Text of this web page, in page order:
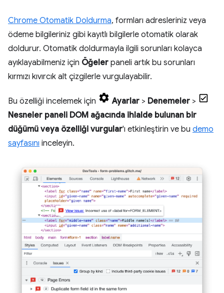
Chrome Otomatik Doldurma, formları adresleriniz veya
ödeme bilgileriniz gibi kayıtlı bilgilerle otomatik olarak
doldurur. Otomatik doldurmayla ilgili sorunları kolayca
ayıklayabilmeniz için Öğeler paneli artık bu sorunları
kırmızı kıvırcık alt çizgilerle vurgulayabilir.
Bu özelliği incelemek için Ayarlar > Denemeler >
Nesneler paneli DOM ağacında ihlalde bulunan bir
düğümü veya özelliği vurgular'ı etkinleştirin ve bu demo
sayfasını inceleyin.